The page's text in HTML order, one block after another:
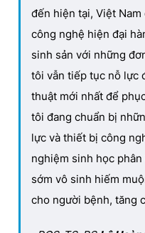
đến hiện tại, Việt
công nghệ hiện đại
sinh sản với những
tôi vẫn tiếp tục nỗ lực
thuật mới nhất để
tôi đang chuẩn bị
lực và thiết bị công
nghiệm sinh học
sớm vô sinh hiếm
cho người bệnh, tăng